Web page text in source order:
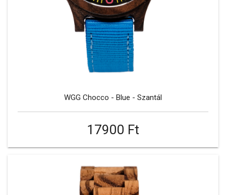
WGG Chocco - Blue - Szantál
17900 Ft